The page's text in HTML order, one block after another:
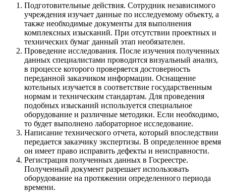
Подготовительные действия. Сотрудник независимого
учреждения изучает данные по исследуемому объекту, а
также необходимые документы для выполнения
комплексных изысканий. При отсутствии проектных и
технических бумаг данный этап необязателен.
Проведение исследования. После изучения полученных
данных специалистами проводится визуальный анализ,
в процессе которого проверяется достоверность
переданной заказчиком информации. Оснащение
котельных изучается в соответствие государственным
нормам и техническим стандартам. Для проведения
подобных изысканий используется специальное
оборудование и различные методики. Если необходимо,
то будет выполнено лабораторное исследование.
Написание технического отчета, который впоследствии
передается заказчику экспертизы. В определенное время
он имеет право исправить дефекты и неисправности.
Регистрация полученных данных в Госреестре.
Полученный документ разрешает использовать
оборудование на протяжении определенного периода
времени.